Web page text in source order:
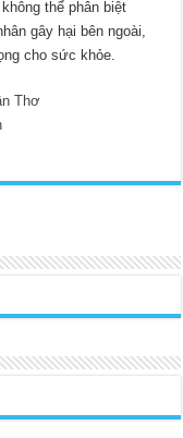
thể phân biệt
gây hại bên ngoài,
cho sức khỏe.
Thơ